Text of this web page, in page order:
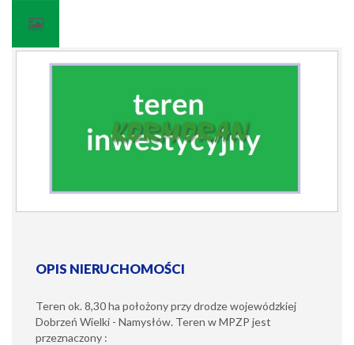
OPIS NIERUCHOMOŚCI
Teren ok. 8,30 ha położony przy drodze wojewódzkiej
Dobrzeń Wielki - Namysłów. Teren w MPZP jest
przeznaczony :